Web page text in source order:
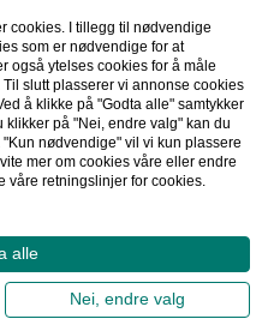
markedsundersøkelser,
Thuiswinkel e-
om informasjonskapsler
cookies. I tillegg til nødvendige
som er nødvendige for at
også ytelses cookies for å måle
slutt plasserer vi annonse cookies
å klikke på "Godta alle" samtykker
på "Nei, endre valg" kan du
nødvendige" vil vi kun plassere
mer om cookies våre eller endre
våre retningslinjer for cookies.
alle
Nei, endre valg